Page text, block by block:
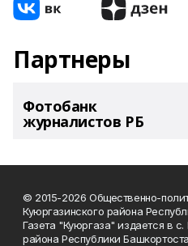
Партнеры
Фотобанк
журналистов РБ
© 2015-2026 Общественно-
Куюргазинского района
Газета "Куюргаза" издается в
района Республики